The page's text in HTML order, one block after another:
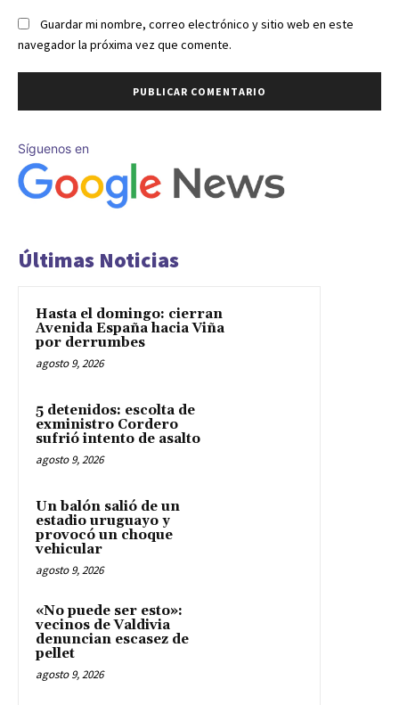
Guardar mi nombre, correo electrónico y sitio web en este
navegador la próxima vez que comente.
Síguenos en
Últimas Noticias
Hasta el domingo: cierran
Avenida España hacia Viña
por derrumbes
agosto 9, 2026
5 detenidos: escolta de
exministro Cordero
sufrió intento de asalto
agosto 9, 2026
Un balón salió de un
estadio uruguayo y
provocó un choque
vehicular
agosto 9, 2026
«No puede ser esto»:
vecinos de Valdivia
denuncian escasez de
pellet
agosto 9, 2026